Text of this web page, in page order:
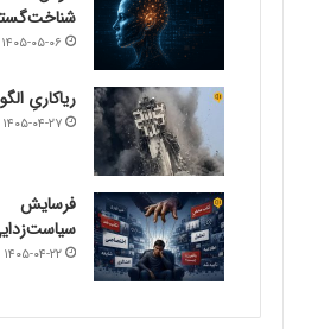
۱۴۰۵-۰۵-۰۶
ریاکاریِ
۱۴۰۵-۰۴-۲۷
فرسایش
۱۴۰۵-۰۴-۲۲